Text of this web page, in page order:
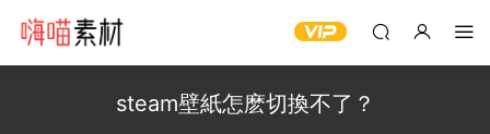
steam壁紙怎麽切換不了？